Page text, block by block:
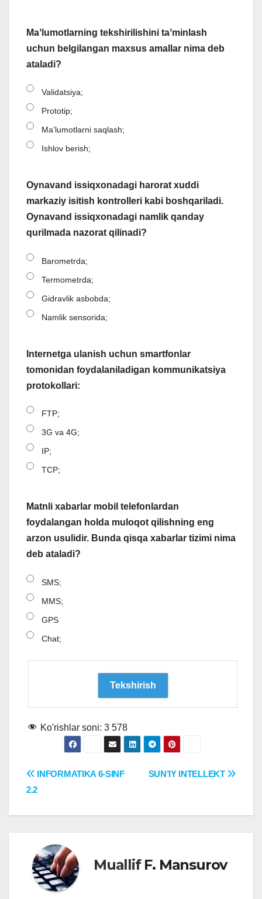
Maʼlumotlarning tekshirilishini taʼminlash
uchun belgilangan maxsus amallar nima deb
ataladi?
Validatsiya;
Prototip;
Ma’lumotlarni saqlash;
Ishlov berish;
Oynavand issiqxonadagi harorat xuddi
markaziy isitish kontrolleri kabi boshqariladi.
Oynavand issiqxonadagi namlik qanday
qurilmada nazorat qilinadi?
Barometrda;
Termometrda;
Gidravlik asbobda;
Namlik sensorida;
Internetga ulanish uchun smartfonlar
tomonidan foydalaniladigan kommunikatsiya
protokollari:
FTP;
3G va 4G;
IP;
TCP;
Matnli xabarlar mobil telefonlardan
foydalangan holda muloqot qilishning eng
arzon usulidir. Bunda qisqa xabarlar tizimi nima
deb ataladi?
SMS;
MMS;
GPS
Chat;
Ko'rishlar soni: 3 578
Post
SUN’IY INTELLEKT
INFORMATIKA 6-SINF
2.2
Muallif F. Mansurov